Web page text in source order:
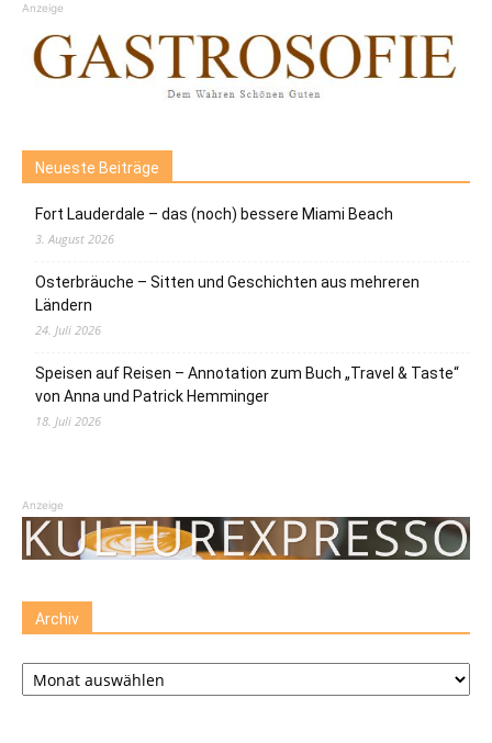
Anzeige
Neueste Beiträge
Fort Lauderdale – das (noch) bessere Miami Beach
3. August 2026
Osterbräuche – Sitten und Geschichten aus mehreren
Ländern
24. Juli 2026
Speisen auf Reisen – Annotation zum Buch „Travel & Taste“
von Anna und Patrick Hemminger
18. Juli 2026
Anzeige
Archiv
Archiv